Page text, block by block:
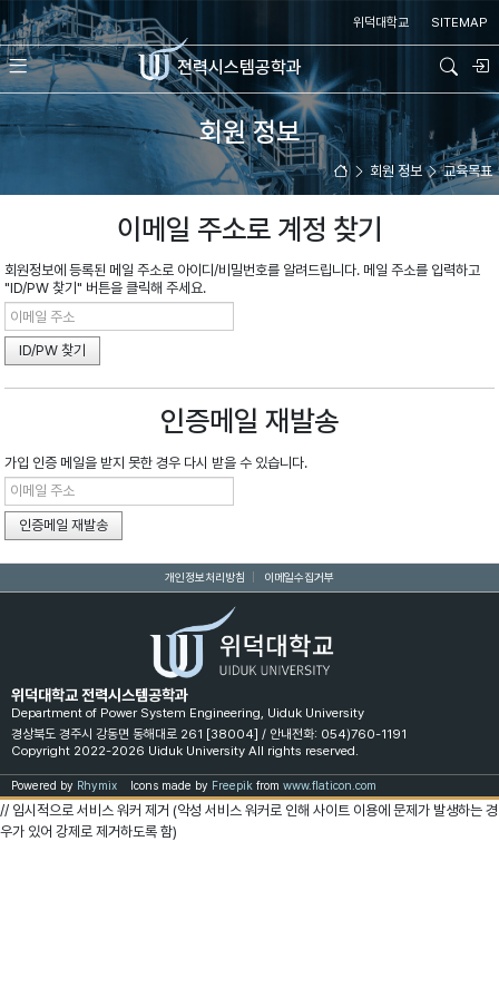
위덕대학교 SITEMAP
전력시스템공학과
회원 정보
회원 정보 교육목표
이메일 주소로 계정 찾기
회원정보에 등록된 메일 주소로 아이디/비밀번호를 알려드립니다. 메일 주소를 입력하고
"ID/PW 찾기" 버튼을 클릭해 주세요.
인증메일 재발송
가입 인증 메일을 받지 못한 경우 다시 받을 수 있습니다.
개인정보처리방침 이메일수집거부
위덕대학교 전력시스템공학과
Department of Power System Engineering, Uiduk University
경상북도 경주시 강동면 동해대로 261 [38004] / 안내전화: 054)760-1191
Copyright 2022-2026 Uiduk University All rights reserved.
Powered by Rhymix Icons made by Freepik from www.flaticon.com
// 임시적으로 서비스 워커 제거 (악성 서비스 워커로 인해 사이트 이용에 문제가 발생하는 경
우가 있어 강제로 제거하도록 함)